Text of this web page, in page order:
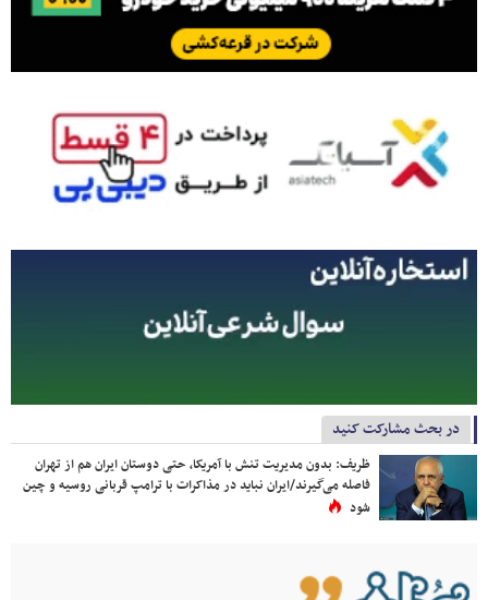
در بحث مشارکت کنید
ظریف: بدون مدیریت تنش با آمریکا، حتی دوستان ایران هم از تهران
فاصله می‌گیرند/ایران نباید در مذاکرات با ترامپ قربانی روسیه و چین
شود